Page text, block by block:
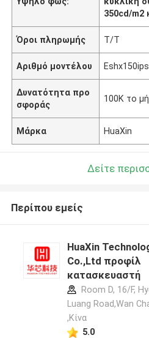
350cd/m2
Όροι πληρωμής T/T
Αριθμό μοντέλου
Δυνατότητα προ
σφοράς
100K το
Μάρκα HuaXin
Δείτε
Περίπου εμείς
HuaXin
Co.,Ltd προφίλ
κατασκευαστή
Room D, 16/F,
Luang Road,Wan
,Κίνα
5.0